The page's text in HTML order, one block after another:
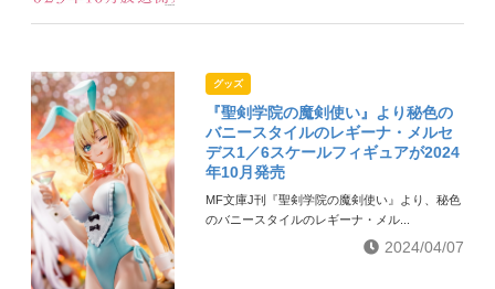
グッズ
『聖剣学院の魔剣使い』より秘色の
バニースタイルのレギーナ・メルセ
デス1／6スケールフィギュアが2024
年10月発売
MF文庫J刊『聖剣学院の魔剣使い』より、秘色
のバニースタイルのレギーナ・メル...
2024/04/07